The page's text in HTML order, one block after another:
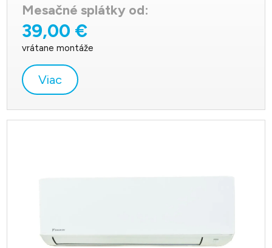
Mesačné splátky od:
39,00 €
vrátane montáže
Viac